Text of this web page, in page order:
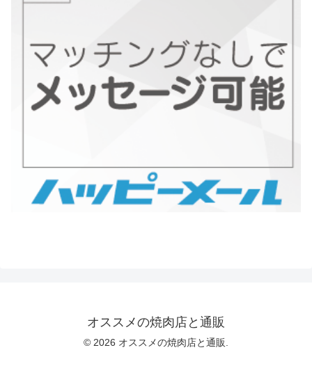
オススメの焼肉店と通販
© 2026 オススメの焼肉店と通販.